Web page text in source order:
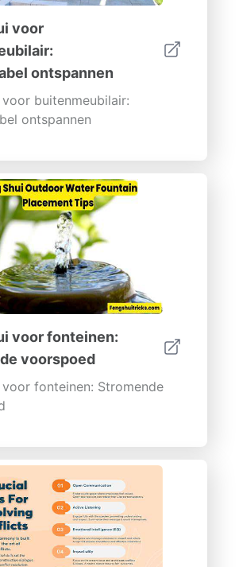
voor
ontspannen
voor buitenmeubilair:
ontspannen
voor fonteinen:
voorspoed
voor fonteinen: Stromende